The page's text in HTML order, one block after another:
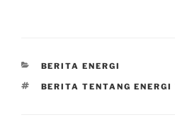
CATEGORIES
BERITA ENERGI
TAGS
BERITA TENTANG ENERGI